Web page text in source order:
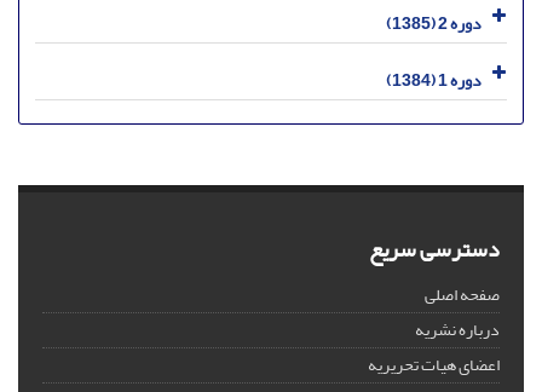
دوره 2 (1385)
دوره 1 (1384)
دسترسی سریع
صفحه اصلی
درباره نشریه
اعضای هیات تحریریه